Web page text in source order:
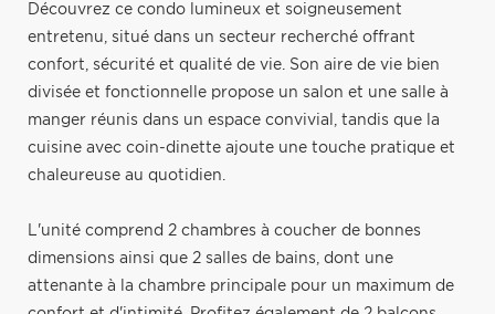
Découvrez ce condo lumineux et soigneusement
entretenu, situé dans un secteur recherché offrant
confort, sécurité et qualité de vie. Son aire de vie bien
divisée et fonctionnelle propose un salon et une salle à
manger réunis dans un espace convivial, tandis que la
cuisine avec coin-dinette ajoute une touche pratique et
chaleureuse au quotidien.
L'unité comprend 2 chambres à coucher de bonnes
dimensions ainsi que 2 salles de bains, dont une
attenante à la chambre principale pour un maximum de